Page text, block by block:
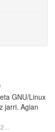
GNU/Linux
jarri. Agian